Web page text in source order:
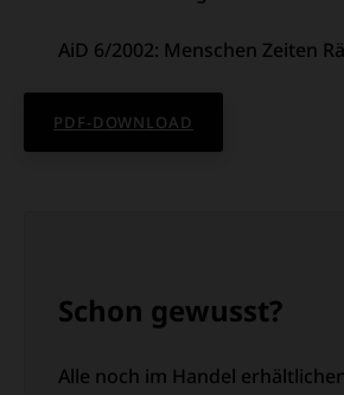
AiD 6/2002: Menschen Zeiten
PDF-DOWNLOAD
Schon gewusst?
Alle noch im Handel